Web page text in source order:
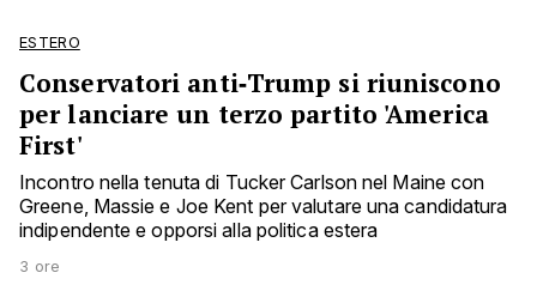
ESTERO
Conservatori anti‑Trump si riuniscono
per lanciare un terzo partito 'America
First'
Incontro nella tenuta di Tucker Carlson nel Maine con
Greene, Massie e Joe Kent per valutare una candidatura
indipendente e opporsi alla politica estera
3 ore